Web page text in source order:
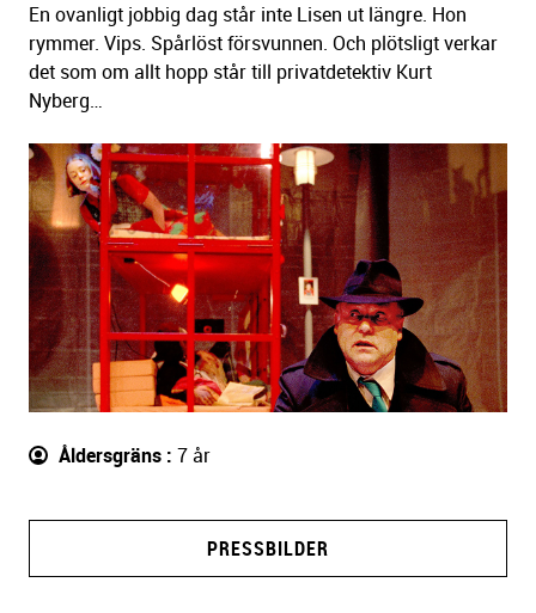
En ovanligt jobbig dag står inte Lisen ut längre. Hon
rymmer. Vips. Spårlöst försvunnen. Och plötsligt verkar
det som om allt hopp står till privatdetektiv Kurt
Nyberg…
Åldersgräns 7 år
PRESSBILDER